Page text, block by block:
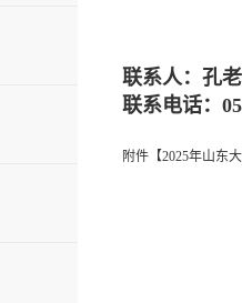
联系人：孔
联系电话：
附件【2025年山东